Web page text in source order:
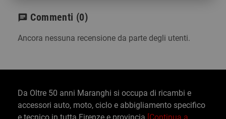
chat Commenti (0)
Ancora nessuna recensione da parte degli utenti.
Da Oltre 50 anni Maranghi si occupa di ricambi e
accessori auto, moto, ciclo e abbigliamento specifico
e tecnico in tutta Firenze e provincia [Continua a